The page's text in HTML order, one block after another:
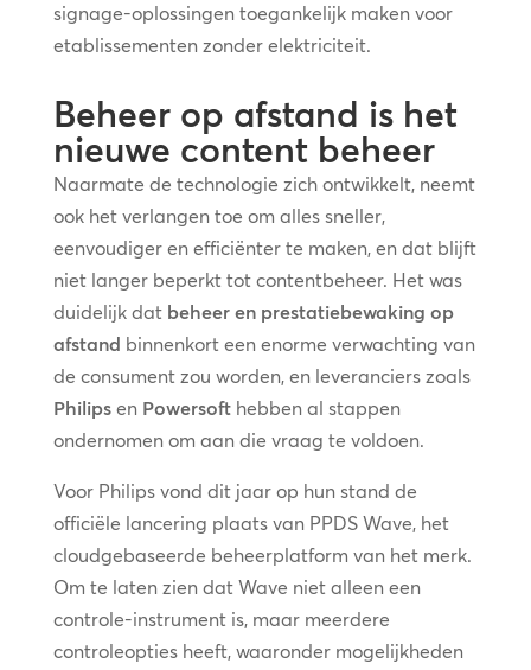
signage-oplossingen toegankelijk maken voor
etablissementen zonder elektriciteit.
Beheer op afstand is het
nieuwe content beheer
Naarmate de technologie zich ontwikkelt, neemt
ook het verlangen toe om alles sneller,
eenvoudiger en efficiënter te maken, en dat blijft
niet langer beperkt tot contentbeheer. Het was
duidelijk dat beheer en prestatiebewaking op
afstand binnenkort een enorme verwachting van
de consument zou worden, en leveranciers zoals
Philipsen Powersofthebben al stappen
ondernomen om aan die vraag te voldoen.
Voor Philips vond dit jaar op hun stand de
officiële lancering plaats van PPDS Wave, het
cloudgebaseerde beheerplatform van het merk.
Om te laten zien dat Wave niet alleen een
controle-instrument is, maar meerdere
controleopties heeft, waaronder mogelijkheden